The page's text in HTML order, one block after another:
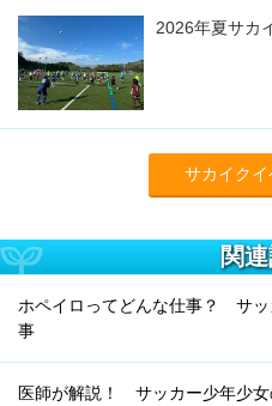
2026年夏サカ
サカイク
関
ホペイロってどんな仕事？ サ
事
医師が解説！ サッカー少年少女